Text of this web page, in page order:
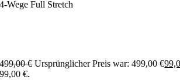
4-Wege Full Stretch
499,00€ Ursprünglicher Preis war: 499,00 €
99,00 €.